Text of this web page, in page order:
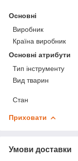
Основні
Виробник
Країна виробник
Основні атрибути
Тип інструменту
Вид тварин
Стан
Приховати
Умови доставки